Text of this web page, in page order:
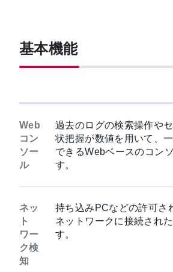
基本機能
Web
コン
ソー
ル
過去のログの検索操作や
状把握が数値を用いて、
できるWebベースのコン
す。
ネッ
ト
ワー
ク検
知
持ち込みPCなどの許可さ
ネットワークに接続され
す。